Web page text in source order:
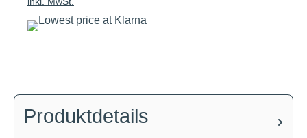
Produktdetails